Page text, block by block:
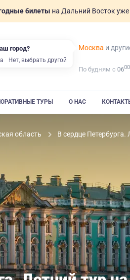
билеты на Дальний Восток
Москва и
По будням с 0600
ТУРЫ О НАС
область В сердце Петербурга.
город?
Нет, выбрать другой